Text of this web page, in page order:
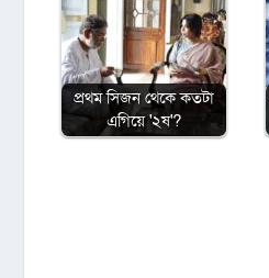
প্রথম সিজন থেকে কতটা
এগিয়ে '২ষ'?